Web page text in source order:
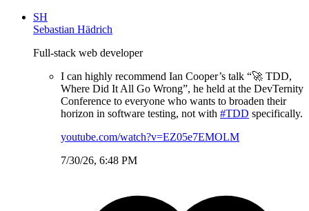
SH
Sebastian Hädrich
Full-stack web developer
I can highly recommend Ian Cooper’s talk “🚀 TDD,
Where Did It All Go Wrong”, he held at the DevTernity
Conference to everyone who wants to broaden their
horizon in software testing, not with #TDD specifically.
youtube.com/watch?v=EZ05e7EMOLM
7/30/26, 6:48 PM